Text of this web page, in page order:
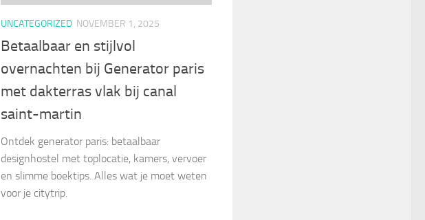
UNCATEGORIZED NOVEMBER 1, 2025
Betaalbaar en stijlvol
overnachten bij Generator paris
met dakterras vlak bij canal
saint-martin
Ontdek generator paris: betaalbaar
designhostel met toplocatie, kamers, vervoer
en slimme boektips. Alles wat je moet weten
voor je citytrip.